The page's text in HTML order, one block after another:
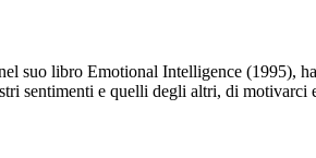
suo libro Emotional Intelligence (1995),
sentimenti e quelli degli altri, di